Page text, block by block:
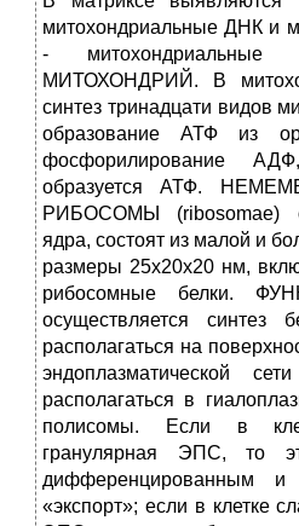
митохондриальные ДНК и
- митохондриальные
МИТОХОНДРИЙ. В
синтез тринадцати видов
образование АТФ из
фосфорилирование
образуется АТФ.
РИБОСОМЫ (ribosomae)
ядра, состоят из малой и
размеры 25х20х20 нм,
рибосомные белки.
осуществляется синтез
располагаться на
эндоплазматической
располагаться в
полисомы. Если в
гранулярная ЭПС, то
дифференцированным и
«экспорт»; если в клетке